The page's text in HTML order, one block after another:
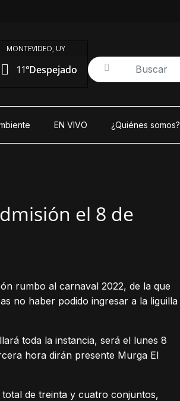
MONTEVIDEO, UY
11°Despejado
EN VIVO ¿Quiénes somos?
el 8 de
rumbo al carnaval 2022, de la que
no haber podido ingresar a la liguilla
toda la instancia, será el lunes 8
hora dirán presente Murga El
de treinta y cuatro conjuntos,